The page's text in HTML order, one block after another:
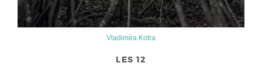
Vladimíra Kotra
LES 12